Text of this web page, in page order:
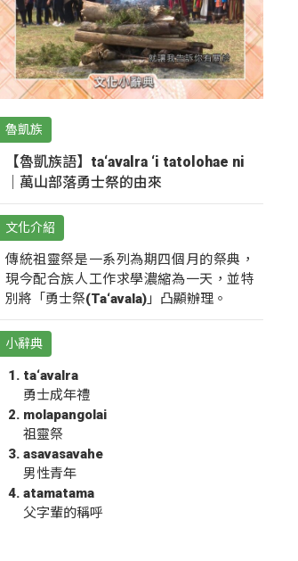
魯凱族
【魯凱族語】ta‘avalra ‘i tatolohae ni
｜萬山部落勇士祭的由來
文化介紹
傳統祖靈祭是一系列為期四個月的祭典，
現今配合族人工作求學濃縮為一天，並特
別將「勇士祭(Ta‘avala)」凸顯辦理。
小辭典
ta‘avalra
勇士成年禮
molapangolai
祖靈祭
asavasavahe
男性青年
atamatama
父字輩的稱呼